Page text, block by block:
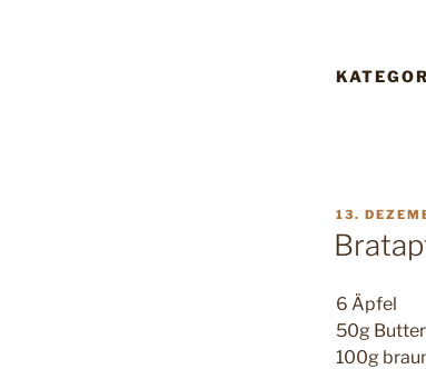
AM
13.
6 Äpfel
50g Butter
100g